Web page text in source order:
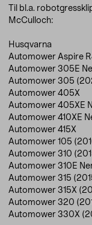
Til bl.a.
McCulloch:
Husqvarna
Automower Aspire
Automower 305E
Automower 305
Automower 405X
Automower 405XE
Automower 410XE
Automower 415X
Automower 105
Automower 310
Automower 310E
Automower 315
Automower 315X
Automower 320
Automower 330X